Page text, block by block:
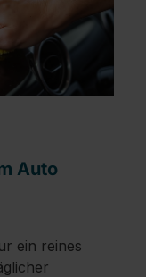
Auto
ein reines